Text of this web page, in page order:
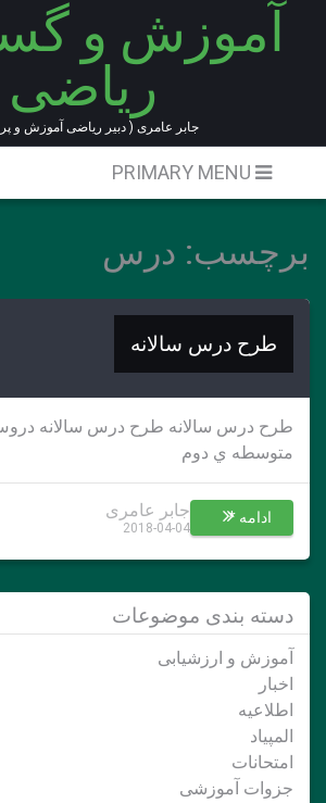
آموزش و
ریاضی
جابر عامری ( دبیر ریاضی آموزش و
برچسب: درس
طرح درس سالانه
طرح درس سالانه طرح درس سالانه
متوسطه ي دوم
ادامه * جابر عامری
2018-04-04
دسته بندی موضوعات
آموزش و ارزشیابی
اخبار
اطلاعیه
المپیاد
امتحانات
جزوات آموزشی